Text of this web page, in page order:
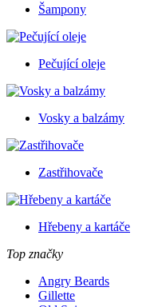
Šampony
Pečující oleje
Vosky a balzámy
Zastřihovače
Hřebeny a kartáče
Top značky
Angry Beards
Gillette